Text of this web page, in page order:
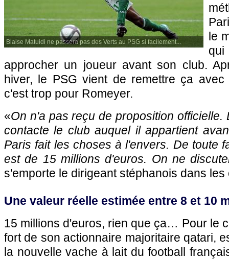
Blaise Matuidi ne passera pas des Verts au PSG si facilement...
le
approcher un joueur avant son club.
hiver, le PSG vient de remettre ça avec
c'est trop pour Romeyer.
«On n'a pas reçu de proposition officielle.
contacte le club auquel il appartient
Paris fait les choses à l'envers. De toute
est de 15 millions d'euros. On ne
s'emporte le dirigeant stéphanois dans
Une valeur réelle estimée entre 8 et 10
15 millions d'euros, rien que ça… Pour le
fort de son actionnaire majoritaire qatari,
la nouvelle vache à lait du football